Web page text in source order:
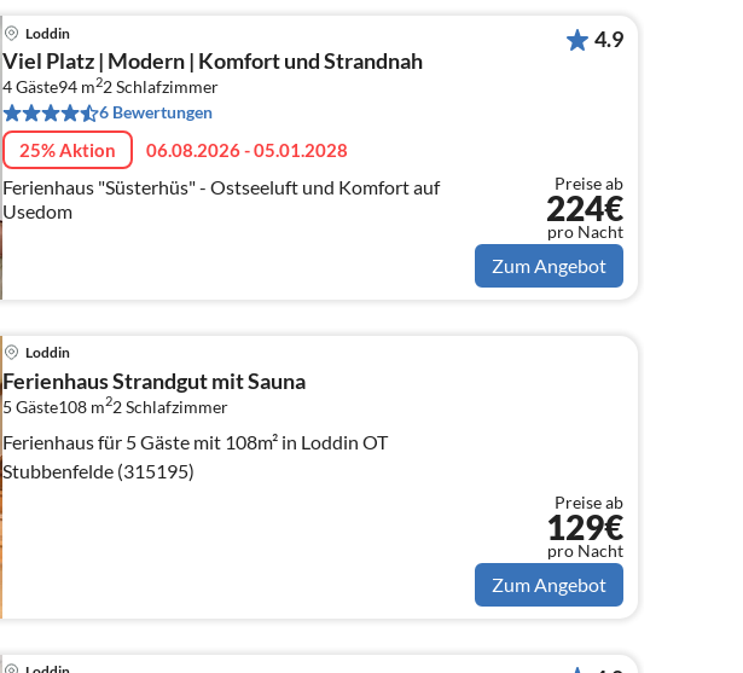
Loddin
Viel Platz | Modern | Komfort und Strandnah
4 Gäste94 m22Schlafzimmer
6 Bewertungen
25% Aktion 06.08.2026 - 05.01.2028
Ferienhaus "Süsterhüs" - Ostseeluft und Komfort auf
Usedom
4.9
Preise ab
224€
pro Nacht
Zum Angebot
Loddin
Ferienhaus Strandgut mit Sauna
5 Gäste108 m22Schlafzimmer
Ferienhaus für 5 Gäste mit 108m² in Loddin OT
Stubbenfelde (315195)
Preise ab
129€
pro Nacht
Zum Angebot